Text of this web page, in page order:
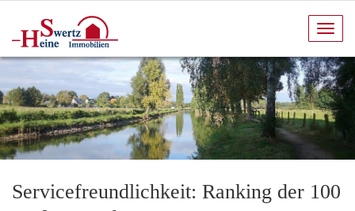
Servicefreundlichkeit: Ranking der 100